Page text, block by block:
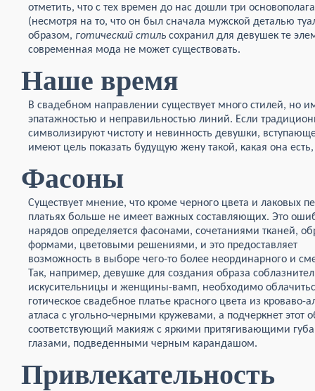
отметить, что с тех времен до нас дошли три
(несмотря на то, что он был сначала мужской деталью
образом, готический стиль сохранил для девушек те
современная мода не может существовать.
Наше время
В свадебном направлении существует много стилей, но
эпатажностью и неправильностью линий. Если
символизируют чистоту и невинность девушки,
имеют цель показать будущую жену такой, какая она
Фасоны
Существует мнение, что кроме черного цвета и лаковых
платьях больше не имеет важных составляющих. Это
нарядов определяется фасонами, сочетаниями тканей,
формами, цветовыми решениями, и это предоставляет
возможность в выборе чего-то более неординарного и
Так, например, девушке для создания образа
искусительницы и женщины-вамп, необходимо
готическое свадебное платье красного цвета из кроваво-
атласа с угольно-черными кружевами, а подчеркнет этот
соответствующий макияж с яркими притягивающими
глазами, подведенными черным карандашом.
Привлекательность